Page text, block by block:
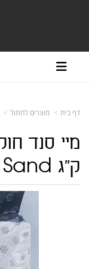
דף בית מוצרים לחתול
ק"ג My Sand